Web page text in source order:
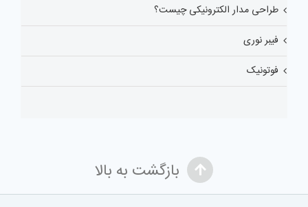
طراحی مدار الکترونیکی چیست؟
فیبر نوری
فوتونیک
بازگشت به بالا